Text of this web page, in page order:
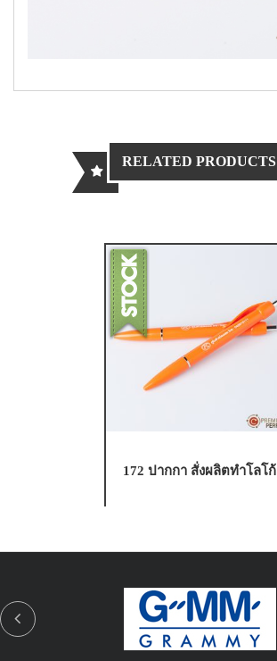
RELATED PRODUCTS
172 ปากกา สั่งผลิตทำโลโก้